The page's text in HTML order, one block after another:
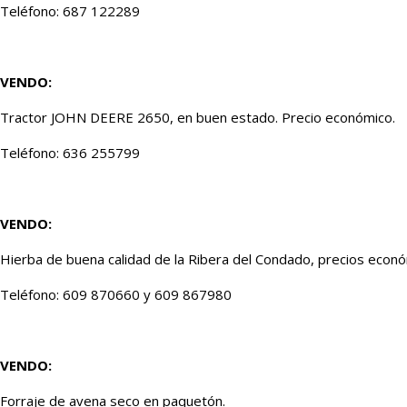
Teléfono: 687 122289
VENDO:
Tractor JOHN DEERE 2650, en buen estado. Precio económico.
Teléfono: 636 255799
VENDO:
Hierba de buena calidad de la Ribera del Condado, precios
Teléfono: 609 870660 y 609 867980
VENDO:
Forraje de avena seco en paquetón.